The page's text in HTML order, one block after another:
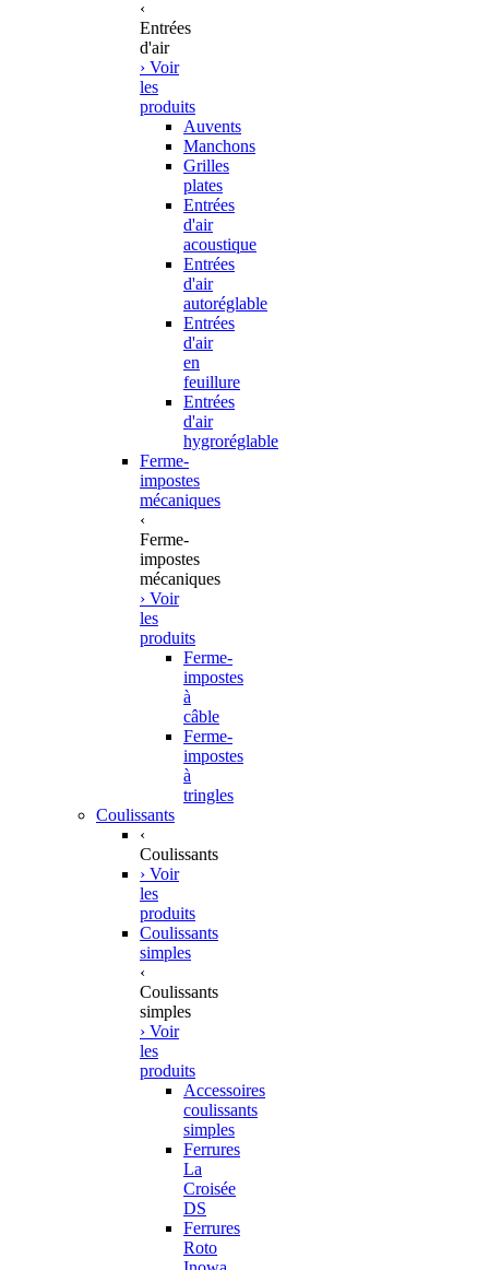
‹
Entrées
d'air
› Voir
les
produits
Auvents
Manchons
Grilles
plates
Entrées
d'air
acoustique
Entrées
d'air
autoréglable
Entrées
d'air
en
feuillure
Entrées
d'air
hygroréglable
Ferme-
impostes
mécaniques
‹
Ferme-
impostes
mécaniques
› Voir
les
produits
Ferme-
impostes
à
câble
Ferme-
impostes
à
tringles
Coulissants
‹
Coulissants
› Voir
les
produits
Coulissants
simples
‹
Coulissants
simples
› Voir
les
produits
Accessoires
coulissants
simples
Ferrures
La
Croisée
DS
Ferrures
Roto